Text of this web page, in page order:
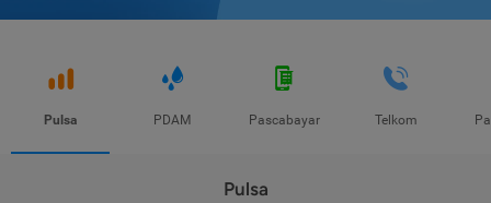
Pulsa PDAM Pascabayar Telkom
Pulsa